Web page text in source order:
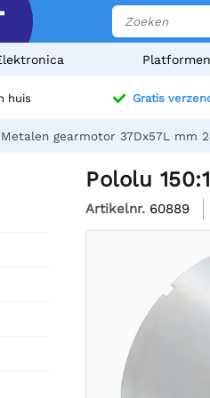
Platformen
huis Gratis
Metalen gearmotor 37Dx57L mm
Pololu
Artikelnr. 60889